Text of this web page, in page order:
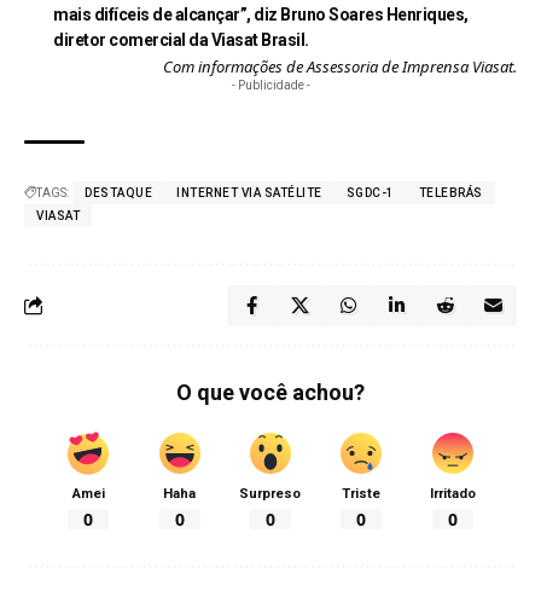
mais difíceis de alcançar”, diz Bruno Soares Henriques,
diretor comercial da Viasat Brasil.
Com informações de Assessoria de Imprensa Viasat.
- Publicidade -
TAGS: DESTAQUE INTERNET VIA SATÉLITE SGDC-1
TELEBRÁS
VIASAT
O que você achou?
Amei
0
Haha
0
Surpreso
0
Triste
0
Irritado
0